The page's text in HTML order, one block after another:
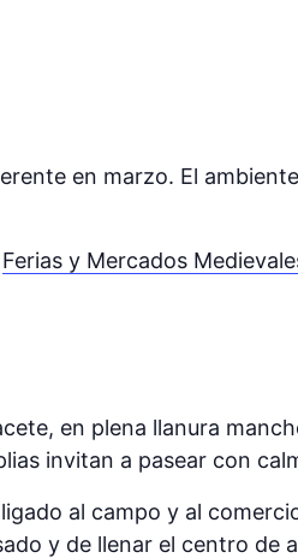
en marzo. El
Ferias y Mercados
en plena llanura
invitan a pasear con
al campo y al
y de llenar el centro de